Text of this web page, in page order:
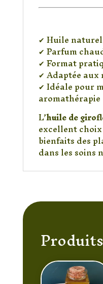
✔ Huile
✔ Parfum
✔ Format
✔ Adaptée
✔ Idéale pour
aromathérapie
L’huile de
excellent
bienfaits des
dans les soins